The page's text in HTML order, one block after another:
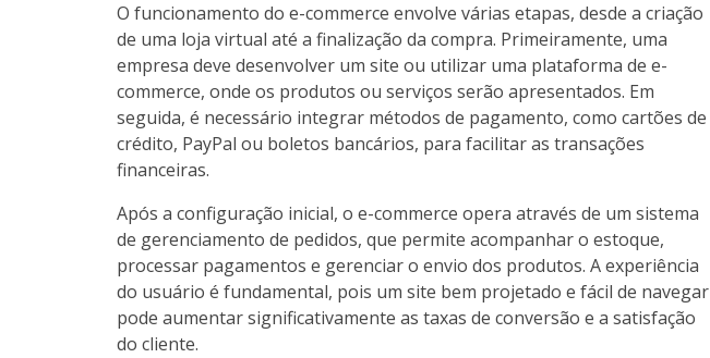
O funcionamento do e-commerce envolve várias etapas, desde a criação
de uma loja virtual até a finalização da compra. Primeiramente, uma
empresa deve desenvolver um site ou utilizar uma plataforma de e-
commerce, onde os produtos ou serviços serão apresentados. Em
seguida, é necessário integrar métodos de pagamento, como cartões de
crédito, PayPal ou boletos bancários, para facilitar as transações
financeiras.
Após a configuração inicial, o e-commerce opera através de um sistema
de gerenciamento de pedidos, que permite acompanhar o estoque,
processar pagamentos e gerenciar o envio dos produtos. A experiência
do usuário é fundamental, pois um site bem projetado e fácil de navegar
pode aumentar significativamente as taxas de conversão e a satisfação
do cliente.